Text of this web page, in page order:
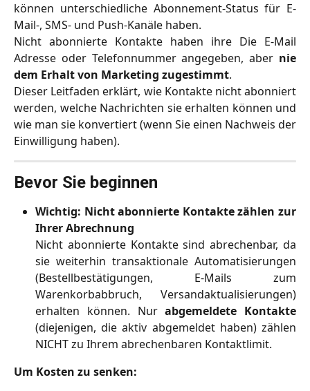
können unterschiedliche Abonnement-Status für E-
Mail-, SMS- und Push-Kanäle haben.
Nicht abonnierte Kontakte haben ihre Die E-Mail
Adresse oder Telefonnummer angegeben, aber nie
dem Erhalt von Marketing zugestimmt.
Dieser Leitfaden erklärt, wie Kontakte nicht abonniert
werden, welche Nachrichten sie erhalten können und
wie man sie konvertiert (wenn Sie einen Nachweis der
Einwilligung haben).
Bevor Sie beginnen
Wichtig: Nicht abonnierte Kontakte zählen zur
Ihrer Abrechnung
Nicht abonnierte Kontakte sind abrechenbar, da
sie weiterhin transaktionale Automatisierungen
(Bestellbestätigungen, E-Mails zum
Warenkorbabbruch, Versandaktualisierungen)
erhalten können. Nurabgemeldete Kontakte
(diejenigen, die aktiv abgemeldet haben) zählen
NICHT zu Ihrem abrechenbaren Kontaktlimit.
Um Kosten zu senken: